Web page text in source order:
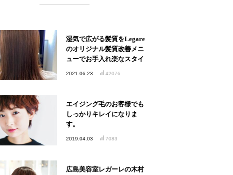
湿気で広がる髪質をLegare
のオリジナル髪質改善メニ
ューでお手入れ楽なスタイ
2021.06.23 42076
エイジング毛のお客様でも
しっかりキレイになりま
す。
2019.04.03 7083
広島美容室レガーレの木村